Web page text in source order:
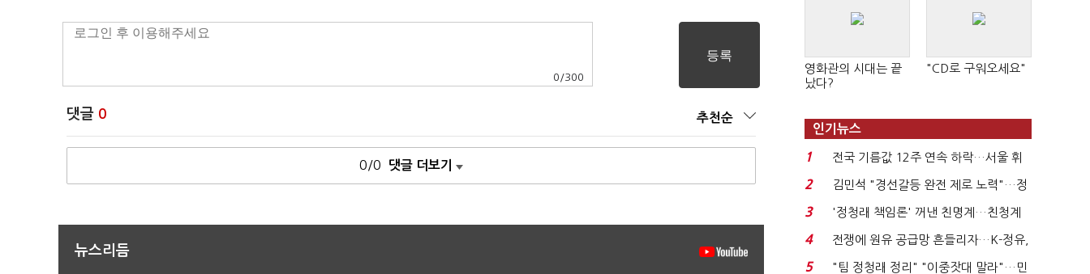
0 /300
댓글 0 추천순
0/0 댓글 더보기
뉴스리듬
영화관의 시대는 끝
났다?
"CD로 구워오세요"
인기뉴스
1
전국 기름값 12주 연속 하락…서울 휘
발윳값 1909원...
2
김민석 "경선갈등 완전 제로 노력"…정
청래 "반명 공세 사...
3
'정청래 책임론' 꺼낸 친명계…친청계
는 추가투표 때리기...
4
전쟁에 원유 공급망 흔들리자…K-정유,
에너지안보 핵심...
5
"팀 정청래 정리" "이중잣대 말라"…민